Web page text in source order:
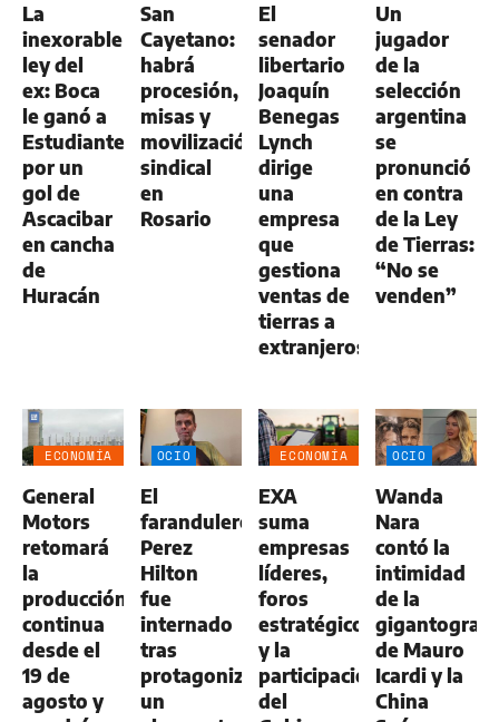
La
inexorable
ley del
ex: Boca
le ganó a
Estudiantes
por un
gol de
Ascacibar
en cancha
de
Huracán
San
Cayetano:
habrá
procesión,
misas y
movilización
sindical
en
Rosario
El
senador
libertario
Joaquín
Benegas
Lynch
dirige
una
empresa
que
gestiona
ventas de
tierras a
extranjeros
Un
jugador
de la
selección
argentina
se
pronunció
en contra
de la Ley
de Tierras:
“No se
venden”
ECONOMÍA
AGRO
General
Motors
retomará
la
producción
continua
desde el
19 de
agosto y
OCIO
El
farandulero
Perez
Hilton
fue
internado
tras
protagonizar
un
ECONOMÍA
EXA
suma
empresas
líderes,
foros
estratégicos
y la
participación
del
OCIO
Wanda
Nara
contó la
intimidad
de la
de Mauro
Icardi y la
China